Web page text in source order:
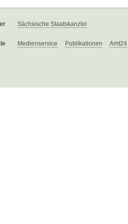
Sächsische Staatskanzlei
Medienservice Publikationen Amt24